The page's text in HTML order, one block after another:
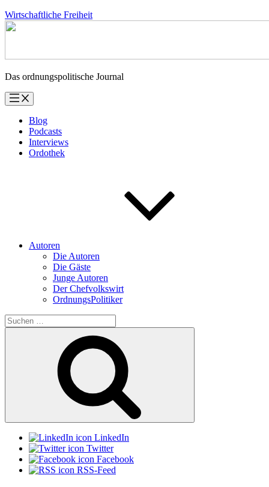
Zum
Inhalt
Wirtschaftliche Freiheit
Das ordnungspolitische Journal
Blog
Podcasts
Interviews
Ordothek
Autoren
Die Autoren
Die Gäste
Junge Autoren
Der Chefvolkswirt
OrdnungsPolitiker
Suchen
nach:
LinkedIn
Twitter
Facebook
RSS-Feed